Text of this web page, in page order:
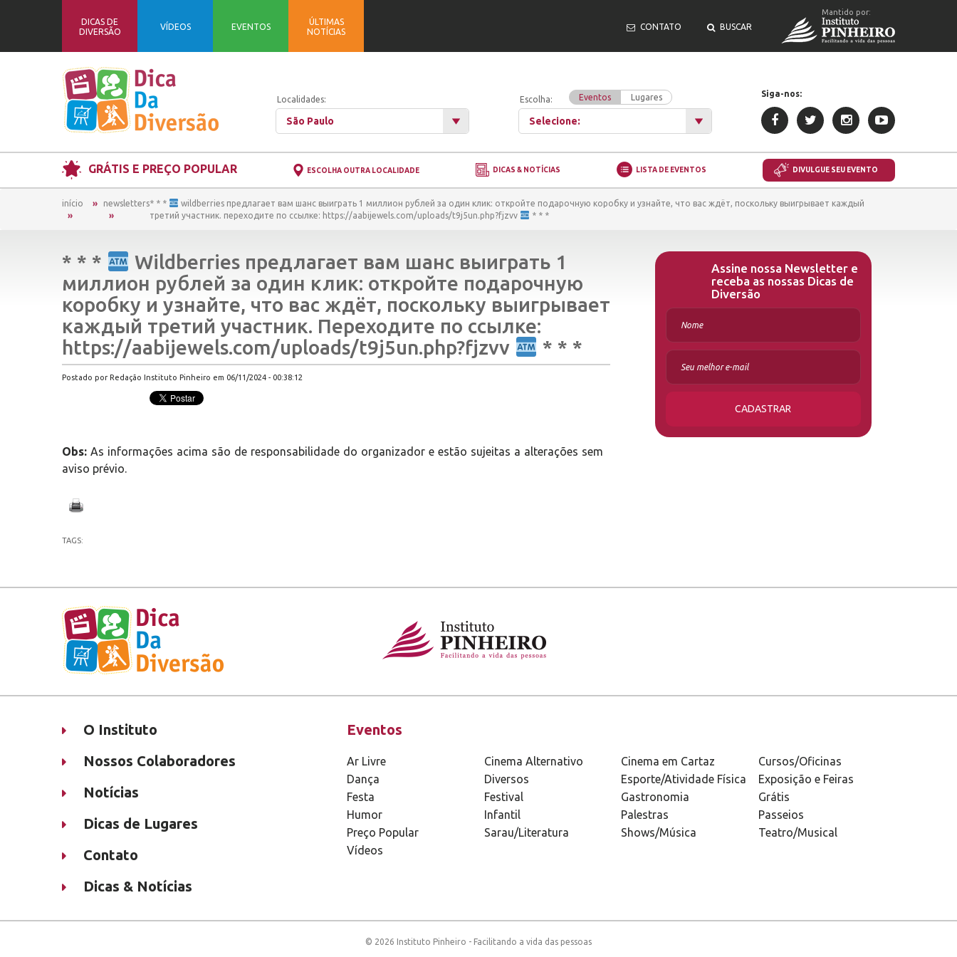
DICAS DE
DIVERSÃO
VÍDEOS EVENTOS
ÚLTIMAS
NOTÍCIAS
CONTATO BUSCAR
Mantido por:
Localidades:
São Paulo
Escolha: Eventos Lugares
Selecione:
Siga-nos:
GRÁTIS E PREÇO POPULAR ESCOLHA OUTRA LOCALIDADE DICAS & NOTÍCIAS LISTA DE EVENTOS DIVULGUE SEU EVENTO
início newsletters* * *
wildberries предлагает вам шанс выиграть 1 миллион рублей за один клик: откройте подарочную коробку и узнайте, что вас ждёт, поскольку выигрывает каждый
третий участник. переходите по ссылке: https://aabijewels.com/uploads/t9j5un.php?fjzvv
* * *
* * *
Wildberries предлагает вам шанс выиграть 1
миллион рублей за один клик: откройте подарочную
коробку и узнайте, что вас ждёт, поскольку выигрывает
каждый третий участник. Переходите по ссылке:
https://aabijewels.com/uploads/t9j5un.php?fjzvv
* * *
Postado por Redação Instituto Pinheiro em 06/11/2024 - 00:38:12
Obs: As informações acima são de responsabilidade do organizador e estão sujeitas a alterações sem
aviso prévio.
TAGS:
Assine nossa Newsletter e
receba as nossas Dicas de
Diversão
CADASTRAR
O Instituto
Nossos Colaboradores
Notícias
Dicas de Lugares
Contato
Dicas & Notícias
Eventos
Ar Livre Cinema Alternativo Cinema em Cartaz
Cursos/Oficinas
Dança
Diversos Esporte/Atividade Física
Exposição e Feiras
Festa
Festival Gastronomia
Grátis
Humor
Infantil Palestras
Passeios
Preço Popular
Sarau/Literatura Shows/Música
Teatro/Musical
Vídeos
© 2026 Instituto Pinheiro - Facilitando a vida das pessoas